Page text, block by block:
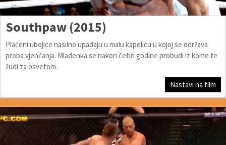
Southpaw (2015)
Plaćeni ubojice nasilno upadaju u malu kapelicu u kojoj se održava
proba vjenčanja. Mladenka se nakon četiri godine probudi iz kome te
žudi za osvetom.
Nastavi na film